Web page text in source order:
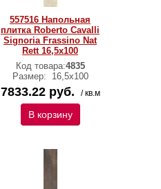
557516 Напольная
плитка Roberto Cavalli
Signoria Frassino Nat
Rett 16,5x100
Код товара:4835
Размер:
16,5x100
7833.22 руб. / кв.м
В корзину